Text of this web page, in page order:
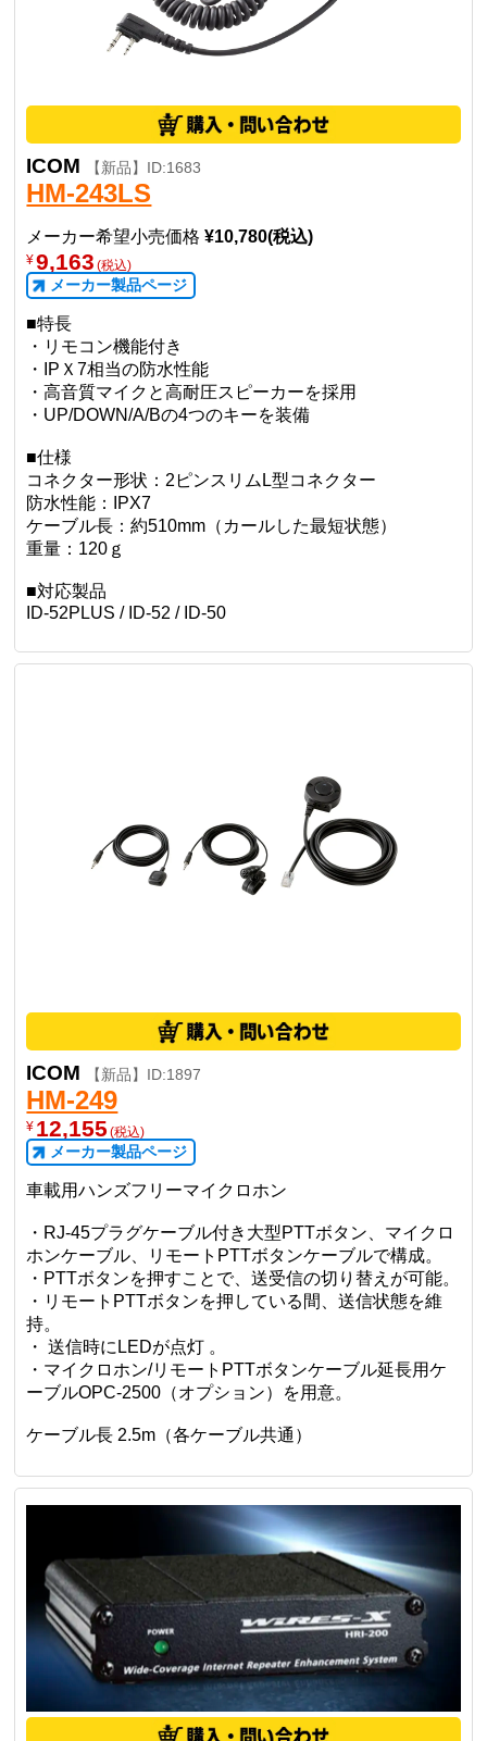
ICOM 【新品】ID:1683
HM-243LS
メーカー希望小売価格¥10,780(税込)
メーカー製品ページ
■特長
・リモコン機能付き
・IPＸ7相当の防水性能
・高音質マイクと高耐圧スピーカーを採用
・UP/DOWN/A/Bの4つのキーを装備
コネクター形状：2ピンスリムL型コネクター
ICOM 【新品】ID:1897
HM-249
12,155 (税込)
車載用ハンズフリーマイクロホン
・RJ-45プラグケーブル付き大型PTTボタン、マイクロ
ホンケーブル、リモートPTTボタンケーブルで構成。
・PTTボタンを押すことで、送受信の切り替えが可能。
持。
・マイクロホン/リモートPTTボタンケーブル延長用ケ
ーブルOPC-2500（オプション）を用意。
ケーブル長 2.5m（各ケーブル共通）